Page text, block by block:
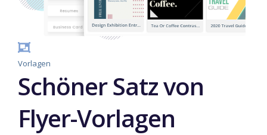
Vorlagen
Schöner Satz von
Flyer-Vorlagen